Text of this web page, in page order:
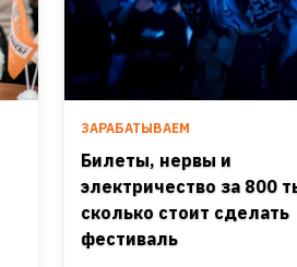
ЗАРАБАТЫВАЕМ
Билеты, нервы и
электричество за 800
сколько стоит сделать
фестиваль